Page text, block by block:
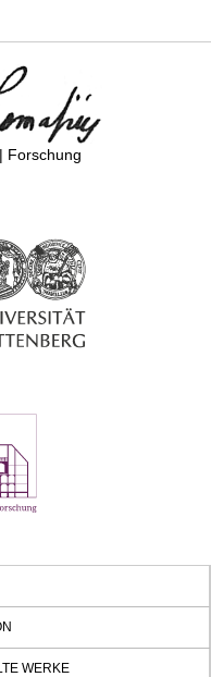
Forschung
WERKE